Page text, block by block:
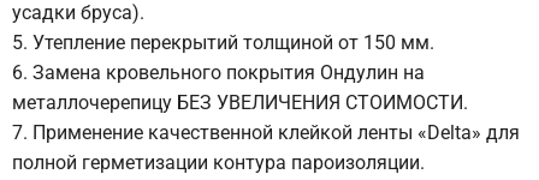
усадки бруса).
Утепление перекрытий толщиной от 150 мм.
Замена кровельного покрытия Ондулин на
металлочерепицу БЕЗ УВЕЛИЧЕНИЯ СТОИМОСТИ.
Применение качественной клейкой ленты «Delta» для
полной герметизации контура пароизоляции.